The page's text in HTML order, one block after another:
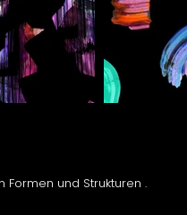
und Strukturen .